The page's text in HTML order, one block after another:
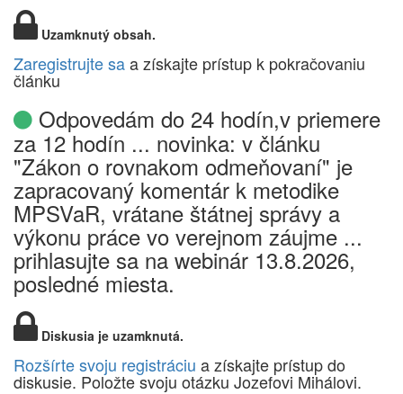
Uzamknutý obsah.
Zaregistrujte saa získajte prístup k pokračovaniu
článku
Odpovedám do 24 hodín,v priemere
za 12 hodín ... novinka: v článku
"Zákon o rovnakom odmeňovaní" je
zapracovaný komentár k metodike
MPSVaR, vrátane štátnej správy a
výkonu práce vo verejnom záujme ...
prihlasujte sa na webinár 13.8.2026,
posledné miesta.
Diskusia je uzamknutá.
Rozšírte svoju registráciu a získajte prístup do
diskusie. Položte svoju otázku Jozefovi Mihálovi.